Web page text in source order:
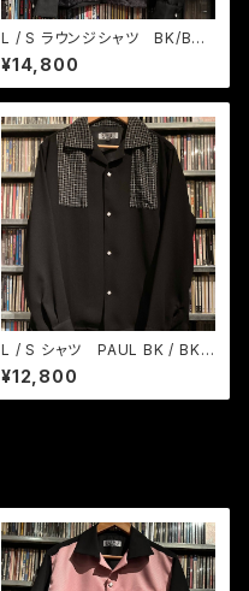
L / S ラウンジシャツ BK/BKド
ット
¥14,800
L / S シャツ PAUL BK / BKカ
スリ織りチェック
¥12,800